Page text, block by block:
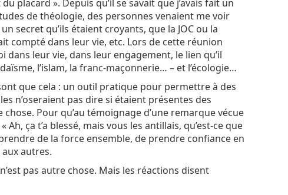
placard ». Depuis qu’il se savait que j’avais fait un
de théologie, des personnes venaient me voir
secret qu’ils étaient croyants, que la JOC ou la
compté dans leur vie, etc. Lors de cette réunion
dans leur vie, dans leur engagement, le lien qu’il
l’islam, la franc-maçonnerie… – et l’écologie…
que cela : un outil pratique pour permettre à des
n’oseraient pas dire si étaient présentes des
Pour qu’au témoignage d’une remarque vécue
ça t’a blessé, mais vous les antillais, qu’est-ce que
de la force ensemble, de prendre confiance en
autres.
pas autre chose. Mais les réactions disent